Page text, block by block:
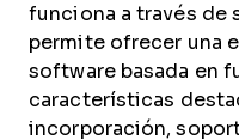
funciona a través de
permite ofrecer una
software basada en
características
incorporación,